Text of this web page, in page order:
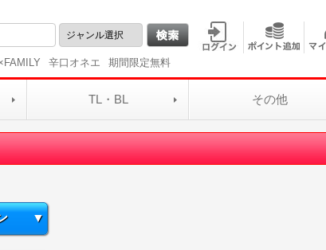
辛口オネエ 期間限定無料
TL・BL その他
▼